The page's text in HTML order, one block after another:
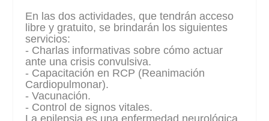
En las dos actividades, que tendrán acceso
libre y gratuito, se brindarán los siguientes
servicios:
- Charlas informativas sobre cómo actuar
ante una crisis convulsiva.
- Capacitación en RCP (Reanimación
Cardiopulmonar).
- Vacunación.
- Control de signos vitales.
La epilepsia es una enfermedad neurológica